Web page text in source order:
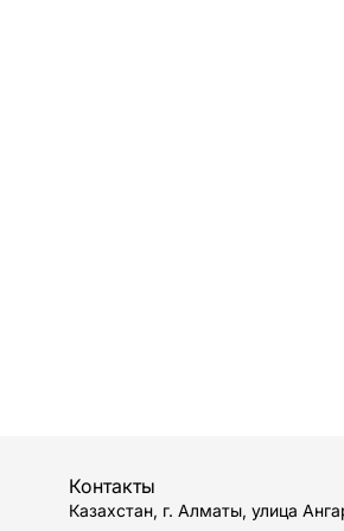
Контакты
Казахстан, г. Алматы, улица